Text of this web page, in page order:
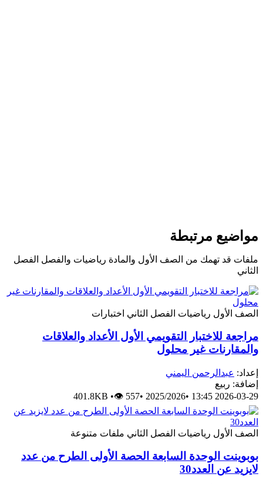
مواضيع مرتبطة
ملفات قد تهمك من الصف الأول والمادة رياضيات والفصل الفصل
الثاني
الصف الأول رياضيات الفصل الثاني اختبارات
مراجعة للاختبار التقويمي الأول الأعداد والعلاقات
والمقارنات غير محلول
إعداد: عبدالرحمن اليمني
إضافة: ربيع
2026-03-29 13:45
•
2025/2026
•
401.8KB •👁 557
الصف الأول رياضيات الفصل الثاني ملفات متنوعة
بوبوينت الوحدة السابعة الحصة الأولى الطرح من عدد
لايزيد عن العدد30